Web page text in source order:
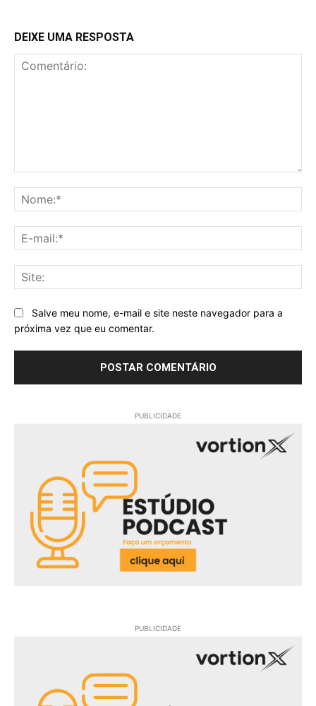
DEIXE UMA RESPOSTA
Salve meu nome, e-mail e site neste navegador para a
próxima vez que eu comentar.
PUBLICIDADE
PUBLICIDADE